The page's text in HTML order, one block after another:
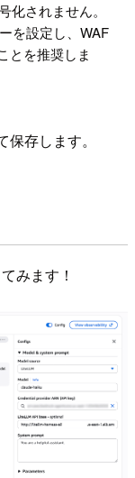
化されません。
を設定し、WAF
とを推奨しま
存します。
みます！